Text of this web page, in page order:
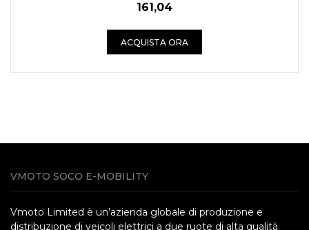
161,04
ACQUISTA ORA
VMOTO SOCO E-MOBILITY
Vmoto Limited è un’azienda globale di produzione e
distribuzione di veicoli elettrici a due ruote di alta qualità.